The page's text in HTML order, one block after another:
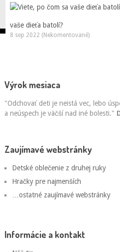
vaše dieťa batolí?
8 sep 2022 (Nekomentované)
Výrok mesiaca
"Odchovať deti je neistá vec, lebo
a neúspech je väčší nad iné bolesti."
Zaujímavé webstránky
Detské oblečenie z druhej ruky
Hračky pre najmenších
…ostatné zaujímavé webstránky
Informácie a kontakt